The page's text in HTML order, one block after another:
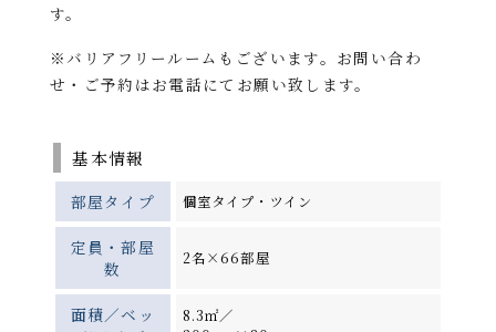
す。
※バリアフリールームもございます。お問い合わ
せ・ご予約はお電話にてお願い致します。
基本情報
部屋タイプ 個室タイプ・ツイン
定員・部屋
数
2名×66部屋
面積／ベッ
8.3㎡／